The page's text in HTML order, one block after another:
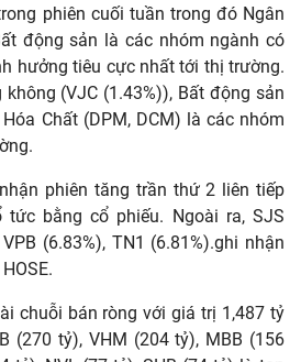
phiên cuối tuần trong đó Ngân
động sản là các nhóm ngành có
hưởng tiêu cực nhất tới thị trường.
(VJC (1.43%)), Bất động sản
Hóa Chất (DPM, DCM) là các nhóm
phiên tăng trần thứ 2 liên tiếp
bằng cổ phiếu. Ngoài ra, SJS
(6.83%), TN1 (6.81%).ghi nhận
chuỗi bán ròng với giá trị 1,487 tỷ
(270 tỷ), VHM (204 tỷ), MBB (156